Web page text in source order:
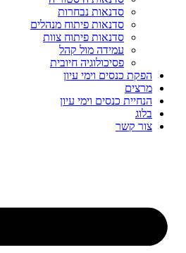
סדנאות נבחרות
סדנאות פיתוח מנהלים
סדנאות פיתוח צוות
עמידה מול קהל
פסיכולוגיה חיובית
הפקת כנסים וימי עיון
מרצים
הנחיית כנסים וימי עיון
בלוג
צור קשר